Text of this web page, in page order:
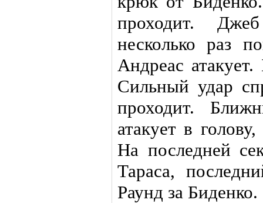
проходит.
несколько раз
Андреас
Сильный удар
проходит.
атакует в
На последней
Тараса,
Раунд за Биденко.